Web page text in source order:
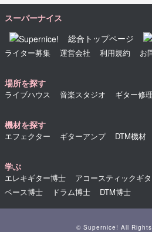
スーパーナイス
総合トップページ
ライター募集 運営会社 利用規約 お
場所を探す
ライブハウス 音楽スタジオ ギター修理
機材を探す
エフェクター ギターアンプ DTM機材
学ぶ
エレキギター博士 アコースティックギ
ベース博士
ドラム博士 DTM博士
© Supernice! All